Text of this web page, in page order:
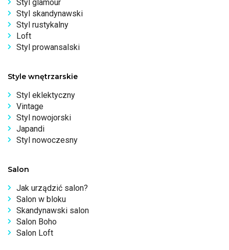
Styl glamour
Styl skandynawski
Styl rustykalny
Loft
Styl prowansalski
Style wnętrzarskie
Styl eklektyczny
Vintage
Styl nowojorski
Japandi
Styl nowoczesny
Salon
Jak urządzić salon?
Salon w bloku
Skandynawski salon
Salon Boho
Salon Loft